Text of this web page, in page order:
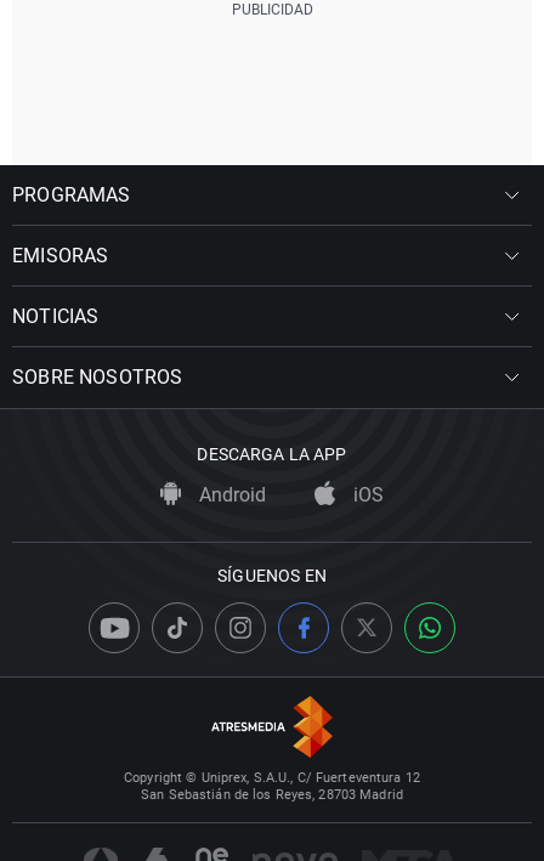
PROGRAMAS
EMISORAS
NOTICIAS
SOBRE NOSOTROS
DESCARGA LA APP
Android iOS
SÍGUENOS EN
Copyright © Uniprex, S.A.U., C/ Fuerteventura 12
San Sebastián de los Reyes, 28703 Madrid